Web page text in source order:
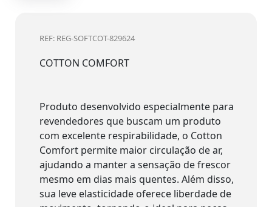
REF: REG-SOFTCOT-829624
COTTON COMFORT
Produto desenvolvido especialmente para
revendedores que buscam um produto
com excelente respirabilidade, o Cotton
Comfort permite maior circulação de ar,
ajudando a manter a sensação de frescor
mesmo em dias mais quentes. Além disso,
sua leve elasticidade oferece liberdade de